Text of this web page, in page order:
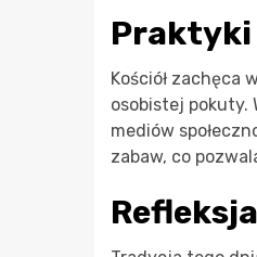
Praktyki
Kościół zachęca
osobistej pokuty.
mediów
zabaw, co